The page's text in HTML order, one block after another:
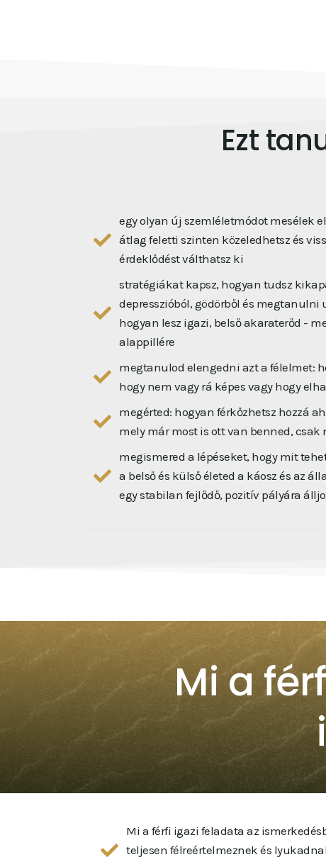
Ezt
egy olyan új szemléletmódot mesélek
átlag feletti szinten közeledhetsz és
érdeklődést válthatsz ki
stratégiákat kapsz, hogyan tudsz
depresszióból, gödörből és
hogyan lesz igazi, belső akaraterőd -
alappillére
megtanulod elengedni azt a félelmet:
hogy nem vagy rá képes vagy hogy
megérted: hogyan férkőzhetsz hozzá
mely már most is ott van benned, csak
megismered a lépéseket, hogy mit
a belső és külső életed a káosz és az
egy stabilan fejlődő, pozitív pályára
Mi a
Mi a férfi igazi feladata az
teljesen félreértelmeznek és